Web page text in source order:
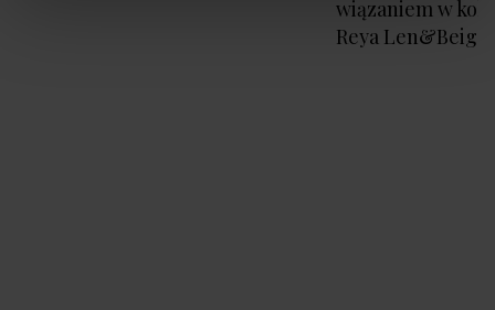
wiązaniem w
Reya Len&Beige